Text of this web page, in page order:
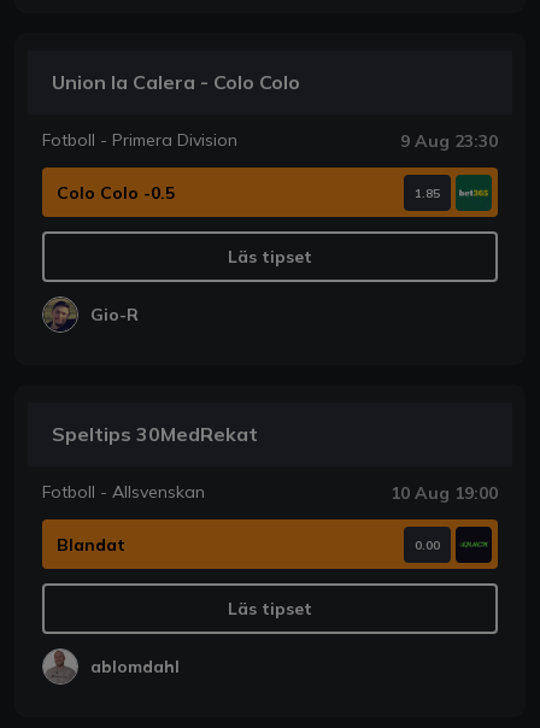
Union la Calera - Colo Colo
Fotboll - Primera Division 9 Aug 23:30
Colo Colo -0.5 1.85
Läs tipset
Gio-R
Speltips 30MedRekat
Fotboll - Allsvenskan 10 Aug 19:00
Blandat 0.00
Läs tipset
ablomdahl